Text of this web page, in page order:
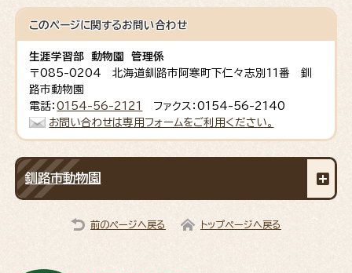
このページに関するお問い合わせ
生涯学習部 動物園 管理係
〒085-0204 北海道釧路市阿寒町下仁々志別11番 釧
路市動物園
電話：0154-56-2121
ファクス：0154-56-2140
お問い合わせは専用フォームをご利用ください。
釧路市動物園
前のページへ戻る トップページへ戻る